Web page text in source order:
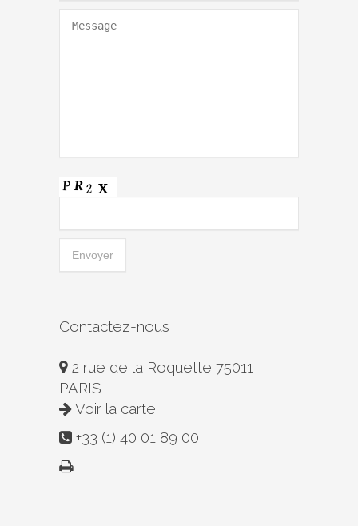
Contactez-nous
2 rue de la Roquette 75011
PARIS
Voir la carte
+33 (1) 40 01 89 00